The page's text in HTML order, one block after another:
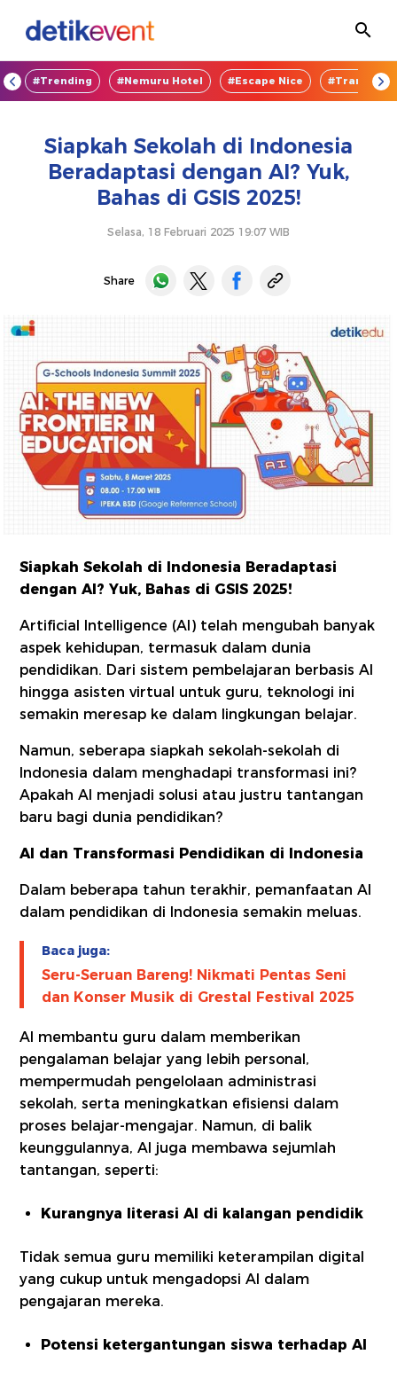
#Trending #Nemuru Hotel #Escape Nice
Siapkah Sekolah di Indonesia
Beradaptasi dengan AI? Yuk,
Bahas di GSIS 2025!
Selasa, 18 Februari 2025 19:07 WIB
Share
Siapkah Sekolah di Indonesia Beradaptasi
dengan AI? Yuk, Bahas di GSIS 2025!
Artificial Intelligence (AI) telah mengubah banyak
aspek kehidupan, termasuk dalam dunia
pendidikan. Dari sistem pembelajaran berbasis AI
hingga asisten virtual untuk guru, teknologi ini
semakin meresap ke dalam lingkungan belajar.
Namun, seberapa siapkah sekolah-sekolah di
Indonesia dalam menghadapi transformasi ini?
Apakah AI menjadi solusi atau justru tantangan
baru bagi dunia pendidikan?
AI dan Transformasi Pendidikan di Indonesia
Dalam beberapa tahun terakhir, pemanfaatan AI
dalam pendidikan di Indonesia semakin meluas.
Baca juga:
Seru-Seruan Bareng! Nikmati Pentas Seni
dan Konser Musik di Grestal Festival 2025
AI membantu guru dalam memberikan
pengalaman belajar yang lebih personal,
mempermudah pengelolaan administrasi
sekolah, serta meningkatkan efisiensi dalam
proses belajar-mengajar. Namun, di balik
keunggulannya, AI juga membawa sejumlah
tantangan, seperti:
Kurangnya literasi AI di kalangan pendidik
Tidak semua guru memiliki keterampilan digital
yang cukup untuk mengadopsi AI dalam
pengajaran mereka.
Potensi ketergantungan siswa terhadap AI